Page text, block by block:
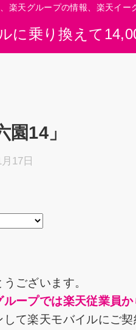
に乗り換えて
楽天グループの情報、楽天イー
園14」
17日
ございます。
ープでは楽天従業員
して楽天モバイルにご